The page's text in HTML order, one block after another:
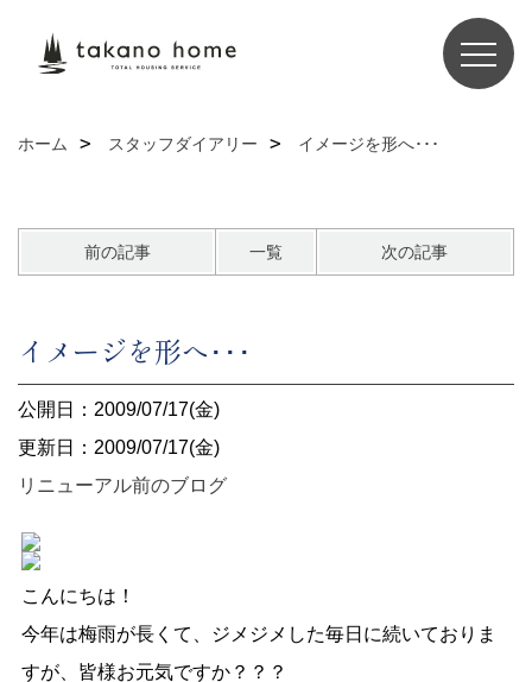
ホーム スタッフダイアリー イメージを形へ･･･
前の記事 一覧 次の記事
イメージを形へ･･･
公開日：2009/07/17(金)
更新日：2009/07/17(金)
リニューアル前のブログ
こんにちは！
今年は梅雨が長くて、ジメジメした毎日に続いておりま
すが、皆様お元気ですか？？？